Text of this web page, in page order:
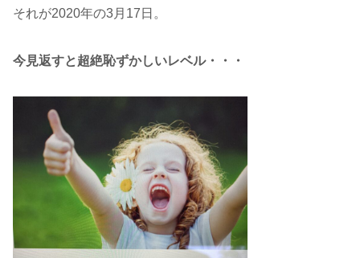
それが2020年の3月17日。
今見返すと超絶恥ずかしいレベル・・・